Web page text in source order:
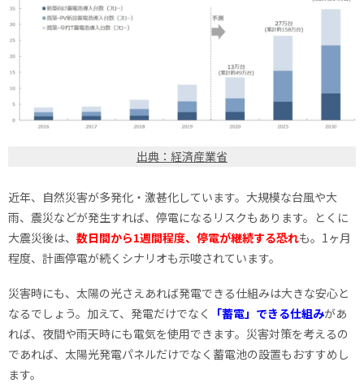
出典：経済産業省
近年、自然災害が多発化・激甚化しています。大規模な台風や大
雨、震災などが発生すれば、停電になるリスクもあります。とくに
大震災後は、 数日間から1週間程度、停電が継続する恐れも。1ヶ月
程度、計画停電が続くシナリオも示唆されています。
災害時にも、太陽の光さえあれば発電できる仕組みは大きな安心と
なるでしょう。加えて、発電だけでなく
「蓄電」できる仕組みがあ
れば、夜間や雨天時にも電気を使用できます。災害対策を考えるの
であれば、太陽光発電パネルだけでなく蓄電池の設置もおすすめし
ます。